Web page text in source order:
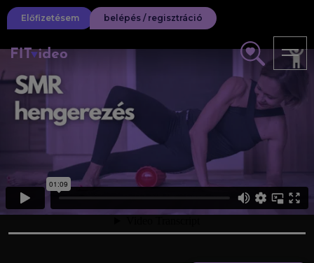
Előfizetésem belépés / regisztráció